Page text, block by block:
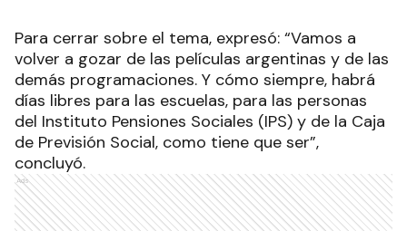
Para cerrar sobre el tema, expresó: “Vamos a
volver a gozar de las películas argentinas y de las
demás programaciones. Y cómo siempre, habrá
días libres para las escuelas, para las personas
del Instituto Pensiones Sociales (IPS) y de la Caja
de Previsión Social, como tiene que ser”,
concluyó.
Ads